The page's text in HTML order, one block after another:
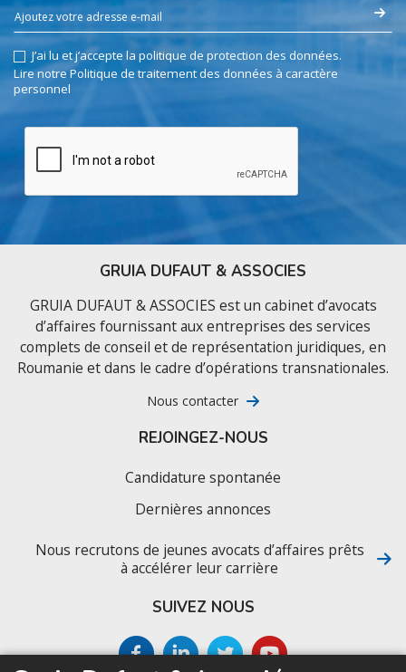
J’ai lu et j’accepte la politique de protection des données.
Lire notre Politique de traitement des données à caractère
personnel
GRUIA DUFAUT & ASSOCIES
GRUIA DUFAUT & ASSOCIES est un cabinet d’avocats
d’affaires fournissant aux entreprises des services
complets de conseil et de représentation juridiques, en
Roumanie et dans le cadre d’opérations transnationales.
Nous contacter
REJOINGEZ-NOUS
Candidature spontanée
Dernières annonces
Nous recrutons de jeunes avocats d’affaires prêts
à accélérer leur carrière
SUIVEZ NOUS